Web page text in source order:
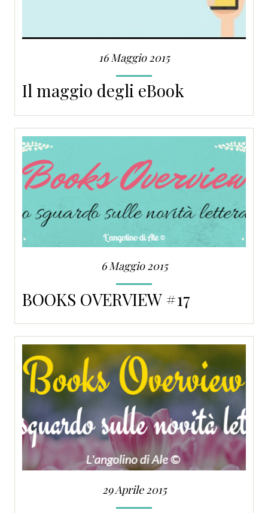
16 Maggio 2015
Il maggio degli eBook
6 Maggio 2015
BOOKS OVERVIEW #17
29 Aprile 2015